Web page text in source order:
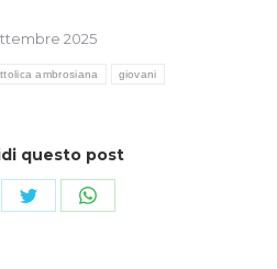
2025
ambrosiana giovani
questo post
CondividiCondividi